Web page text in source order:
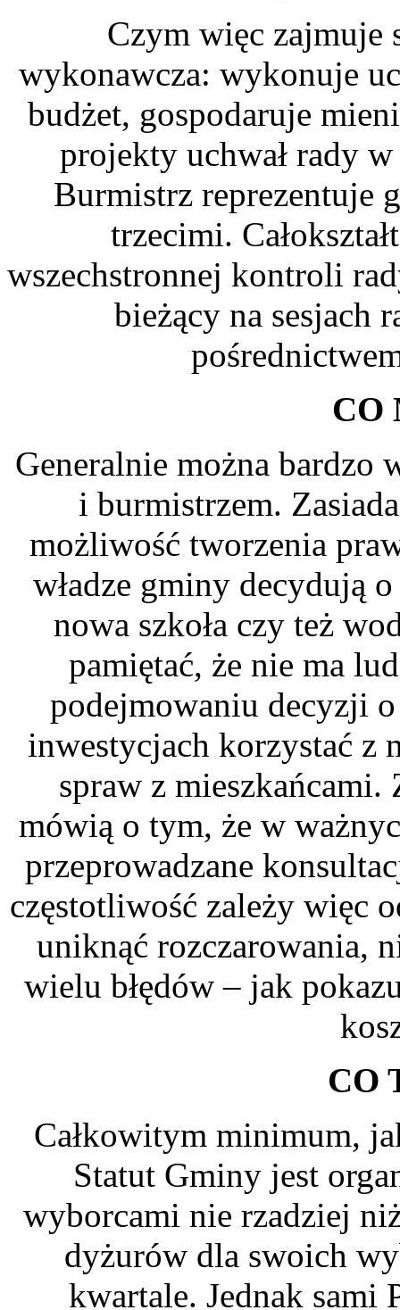
Czym więc zajmuje
wykonawcza: wykonuje
budżet, gospodaruje
projekty uchwał rady
Burmistrz reprezentuje
trzecimi.
wszechstronnej kontroli
bieżący na sesjach
CO
Generalnie można bardzo
i burmistrzem.
możliwość tworzenia
władze gminy decydują
nowa szkoła czy też
pamiętać, że nie ma
podejmowaniu decyzji
inwestycjach korzystać z
spraw z mieszkańcami.
mówią o tym, że w
przeprowadzane
częstotliwość zależy więc
uniknąć rozczarowania,
wielu błędów – jak
CO
Całkowitym minimum,
Statut Gminy jest
wyborcami nie rzadziej
dyżurów dla swoich
kwartale. Jednak sami